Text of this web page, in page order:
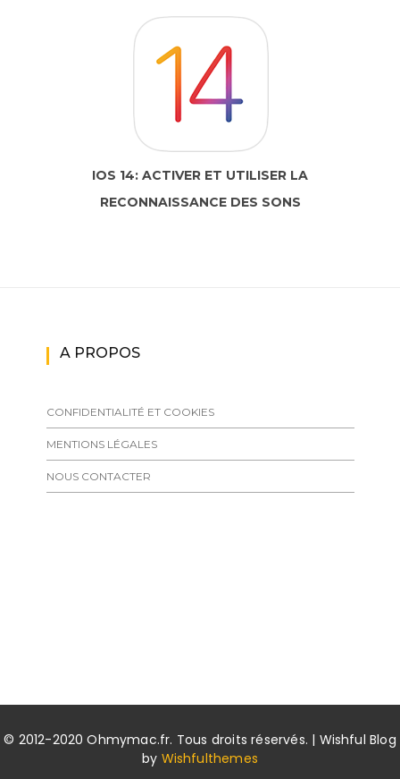
IOS 14: ACTIVER ET UTILISER LA
RECONNAISSANCE DES SONS
A PROPOS
CONFIDENTIALITÉ ET COOKIES
MENTIONS LÉGALES
NOUS CONTACTER
© 2012-2020 Ohmymac.fr. Tous droits réservés. | Wishful Blog
by Wishfulthemes